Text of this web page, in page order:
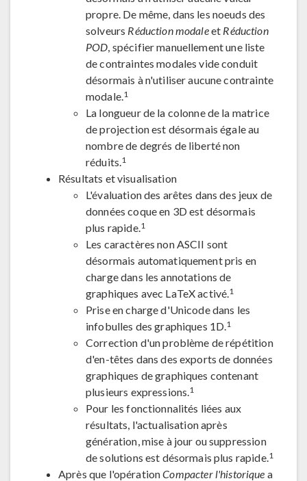
propre. De même, dans les noeuds des
solveurs Réduction modaleet Réduction
POD, spécifier manuellement une liste
de contraintes modales vide conduit
désormais à n'utiliser aucune contrainte
modale.1
La longueur de la colonne de la matrice
de projection est désormais égale au
nombre de degrés de liberté non
réduits.1
Résultats et visualisation
L'évaluation des arêtes dans des jeux de
données coque en 3D est désormais
plus rapide.1
Les caractères non ASCII sont
désormais automatiquement pris en
charge dans les annotations de
graphiques avec LaTeX activé.1
Prise en charge d'Unicode dans les
infobulles des graphiques 1D.1
Correction d'un problème de répétition
d'en-têtes dans des exports de données
graphiques de graphiques contenant
plusieurs expressions.1
Pour les fonctionnalités liées aux
résultats, l'actualisation après
génération, mise à jour ou suppression
de solutions est désormais plus rapide.1
Après que l'opérationCompacter l'historique a